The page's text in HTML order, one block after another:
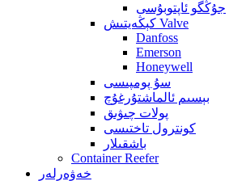
جۇڭگو ئاپتوبۇسى
كېڭەيتىش Valve
Danfoss
Emerson
Honeywell
سۇ پومپىسى
بېسىم ئالماشتۇرغۇچ
پولات چىۋىق
كونترول تاختىسى
باشقىلار
Container Reefer
خەۋەرلەر